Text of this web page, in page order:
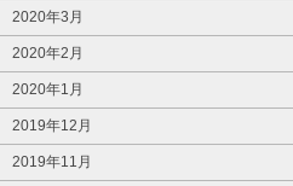
2020年3月
2020年2月
2020年1月
2019年12月
2019年11月